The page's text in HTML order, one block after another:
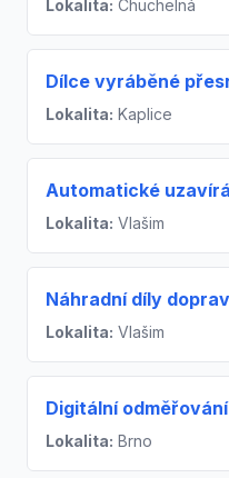
Lokalita: Chuchelná
Dílce vyráběné
Lokalita: Kaplice
Automatické
Lokalita: Vlašim
Náhradní díly
Lokalita: Vlašim
Digitální
Lokalita: Brno